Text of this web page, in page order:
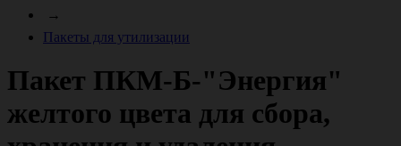
→
Пакеты для утилизации
Пакет ПКМ-Б-"Энергия"
желтого цвета для сбора,